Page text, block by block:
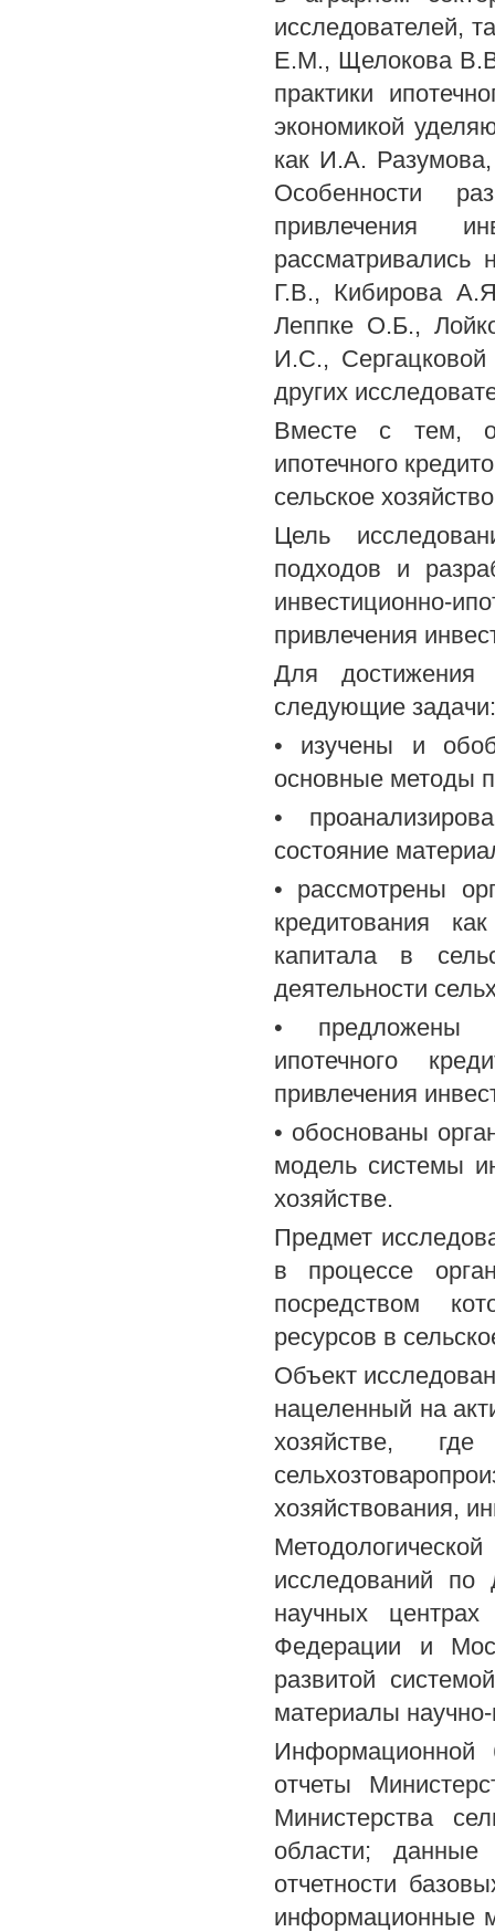
исследователей,
Е.М., Щелокова
практики
экономикой
как И.А.
Особенности
привлечения
рассматривались
Г.В., Кибирова
Леппке О.Б.,
И.С.,
других
Вместе с тем,
ипотечного
сельское
Цель
подходов и
инвестиционно-
привлечения
Для
следующие задачи:
• изучены и
основные методы
•
состояние
• рассмотрены
кредитования
капитала в
деятельности
• предложены
ипотечного
привлечения
• обоснованы
модель системы
хозяйстве.
Предмет
в процессе
посредством
ресурсов в
Объект
нацеленный на
хозяйстве,
хозяйствования,
исследований по
научных
Федерации и
развитой
материалы
Информационной
отчеты
Министерства
области; данные
отчетности
информационные